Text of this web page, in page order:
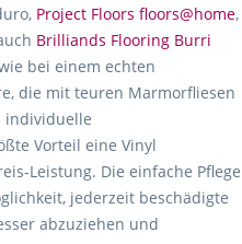
Project Floors floors@home,
Brilliands Flooring Burri
bei einem echten
die mit teuren Marmorfliesen
individuelle
Vorteil eine Vinyl
Leistung. Die einfache Pflege
jederzeit beschädigte
abzuziehen und